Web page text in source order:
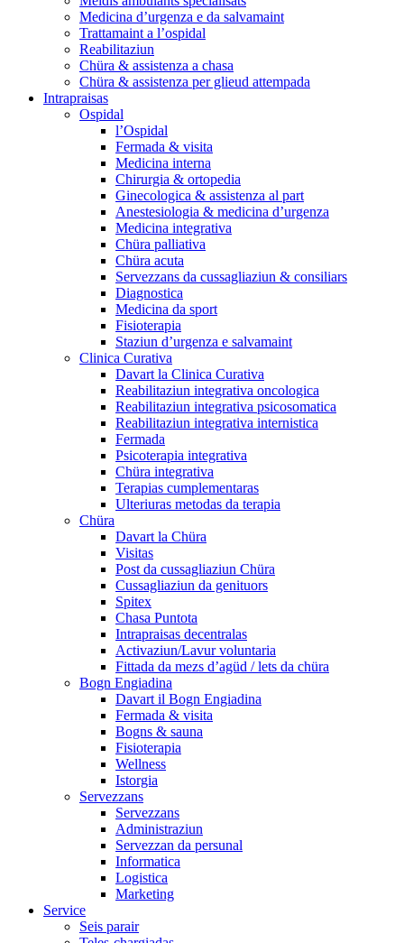
Medicina d’urgenza e da salvamaint
Trattamaint a l’ospidal
Reabilitaziun
Chüra & assistenza a chasa
Chüra & assistenza per glieud attempada
Intrapraisas
Ospidal
l’Ospidal
Fermada & visita
Medicina interna
Chirurgia & ortopedia
Ginecologica & assistenza al part
Anestesiologia & medicina d’urgenza
Medicina integrativa
Chüra palliativa
Chüra acuta
Servezzans da cussagliaziun & consiliars
Diagnostica
Medicina da sport
Fisioterapia
Staziun d’urgenza e salvamaint
Clinica Curativa
Davart la Clinica Curativa
Reabilitaziun integrativa oncologica
Reabilitaziun integrativa psicosomatica
Reabilitaziun integrativa internistica
Fermada
Psicoterapia integrativa
Chüra integrativa
Terapias cumplementaras
Ulteriuras metodas da terapia
Chüra
Davart la Chüra
Visitas
Post da cussagliaziun Chüra
Cussagliaziun da genituors
Spitex
Chasa Puntota
Intrapraisas decentralas
Activaziun/Lavur voluntaria
Fittada da mezs d’agüd / lets da chüra
Bogn Engiadina
Davart il Bogn Engiadina
Fermada & visita
Bogns & sauna
Fisioterapia
Wellness
Istorgia
Servezzans
Servezzans
Administraziun
Servezzan da persunal
Informatica
Logistica
Marketing
Service
Seis parair